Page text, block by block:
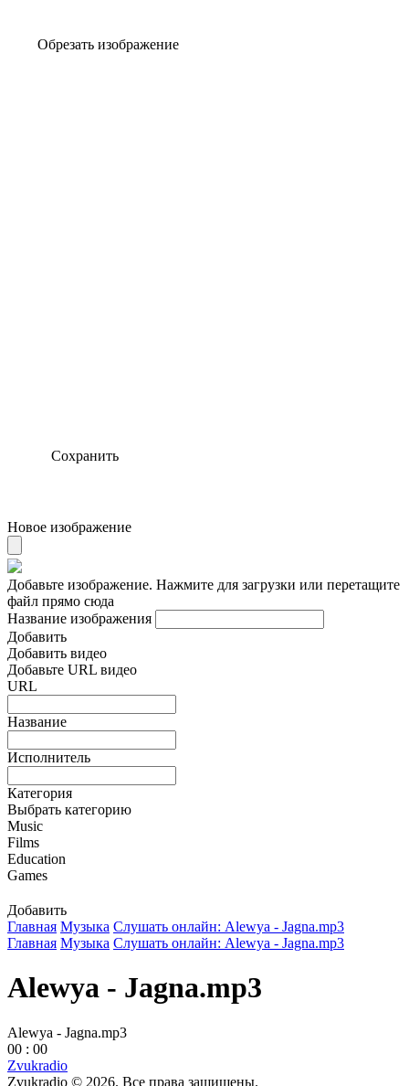
Обрезать изображение
Сохранить
Новое изображение
Добавьте изображение. Нажмите для загрузки или перетащите
файл прямо сюда
Название изображения
Добавить
Добавить видео
Добавьте URL видео
URL
Название
Исполнитель
Категория
Выбрать категорию
Music
Films
Education
Games
Добавить
Главная Музыка Слушать онлайн: Alewya - Jagna.mp3
Главная Музыка Слушать онлайн: Alewya - Jagna.mp3
Alewya - Jagna.mp3
Alewya - Jagna.mp3
00 : 00
Zvukradio
Zvukradio © 2026. Все права защищены.